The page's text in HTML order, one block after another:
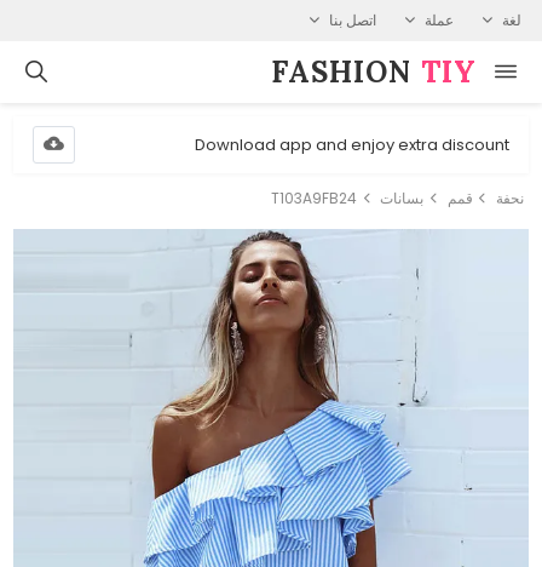
لغة عملة اتصل بنا
FASHION⁠ TIY
Download app and enjoy extra discount
نحفة قمم بسانات T103A9FB24